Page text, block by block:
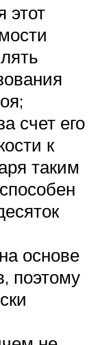
этот
счет его
к
таким
основе
поэтому